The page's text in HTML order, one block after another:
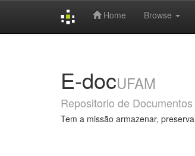
Home Browse
E-docUFAM
Repositorio de
Tem a missão armazenar,